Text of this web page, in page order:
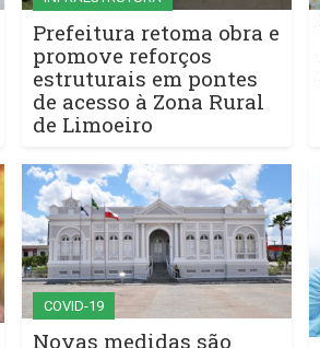
Prefeitura retoma obra e
promove reforços
estruturais em pontes
de acesso à Zona Rural
de Limoeiro
COVID-19
Novas medidas são